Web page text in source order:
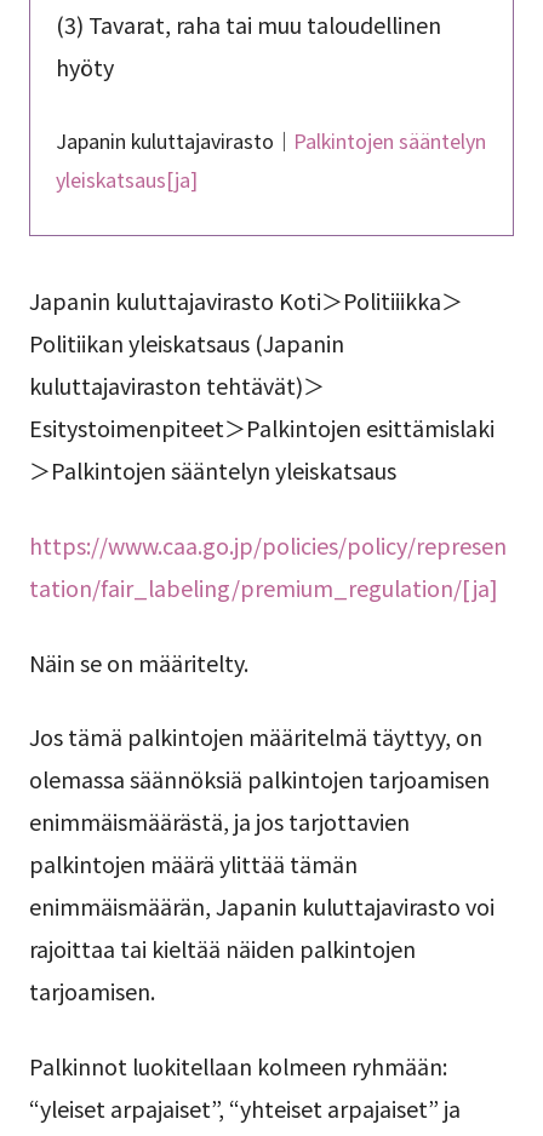
(3) Tavarat, raha tai muu taloudellinen
hyöty
Japanin kuluttajavirasto｜ Palkintojen sääntelyn
yleiskatsaus[ja]
Japanin kuluttajavirasto Koti＞Politiiikka＞
Politiikan yleiskatsaus (Japanin
kuluttajaviraston tehtävät)＞
Esitystoimenpiteet＞Palkintojen esittämislaki
＞Palkintojen sääntelyn yleiskatsaus
https://www.caa.go.jp/policies/policy/represen
tation/fair_labeling/premium_regulation/[ja]
Näin se on määritelty.
Jos tämä palkintojen määritelmä täyttyy, on
olemassa säännöksiä palkintojen tarjoamisen
enimmäismäärästä, ja jos tarjottavien
palkintojen määrä ylittää tämän
enimmäismäärän, Japanin kuluttajavirasto voi
rajoittaa tai kieltää näiden palkintojen
tarjoamisen.
Palkinnot luokitellaan kolmeen ryhmään:
“yleiset arpajaiset”, “yhteiset arpajaiset” ja